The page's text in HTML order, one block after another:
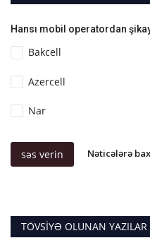
Hansı mobil operatordan
Bakcell
Azercell
Nar
səs verin Nəticələrə
TÖVSIYƏ OLUNAN YAZILAR